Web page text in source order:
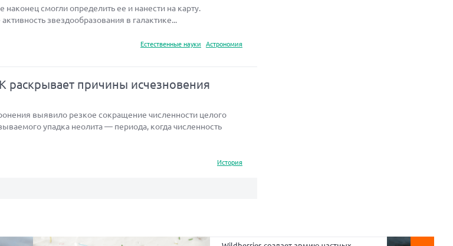
смогли определить ее и нанести на карту.
звездообразования в галактике...
Естественные науки
Астрономия
раскрывает причины исчезновения
выявило резкое сокращение численности целого
упадка неолита — периода, когда численность
История